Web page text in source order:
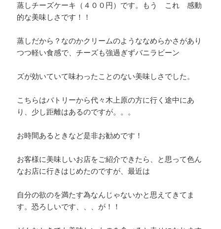
蒸しチーズケーキ（４００円）です。もう これ 感動
的な美味しさです！！
蒸しだから？なのかクリームのようななめらかさがあり
つつ軽い食感で、チーズも強過ぎずバニラビーン
ズが効いていて味わったことのない美味しさでした。
こちらはバトリーから代々木上原の方に行く途中にあ
り、少し距離はあるのですが。。。
お時間あるときなど是非お勧めです！
お客様に美味しいお店をご紹介できたら、と思って色ん
なお店に行きはじめたのですが、最近は
自分の欲のを満たす為なんじゃないかと思えてきてま
す。恐ろしいです、、、が！！